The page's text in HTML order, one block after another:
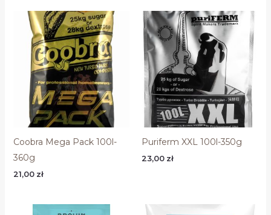
Coobra Mega Pack 100l-
360g
21,00 zł
Puriferm XXL 100l-350g
23,00 zł